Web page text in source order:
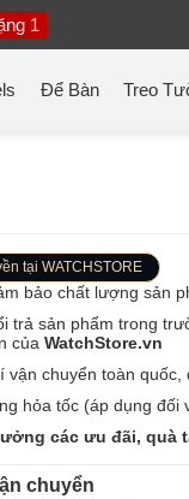
1
Để Bàn Treo
tại WATCHSTORE
bảo chất lượng sản
trả sản phẩm trong
của WatchStore.vn
vận chuyển toàn quốc,
hỏa tốc (áp dụng đối
các ưu đãi, quà
chuyển